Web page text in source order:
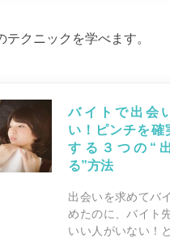
クニックを学べます。
バイトで出会
い！ピンチを確
する３つの“
る”方法
出会いを求めてバ
めたのに、バイト
いい人がいない！